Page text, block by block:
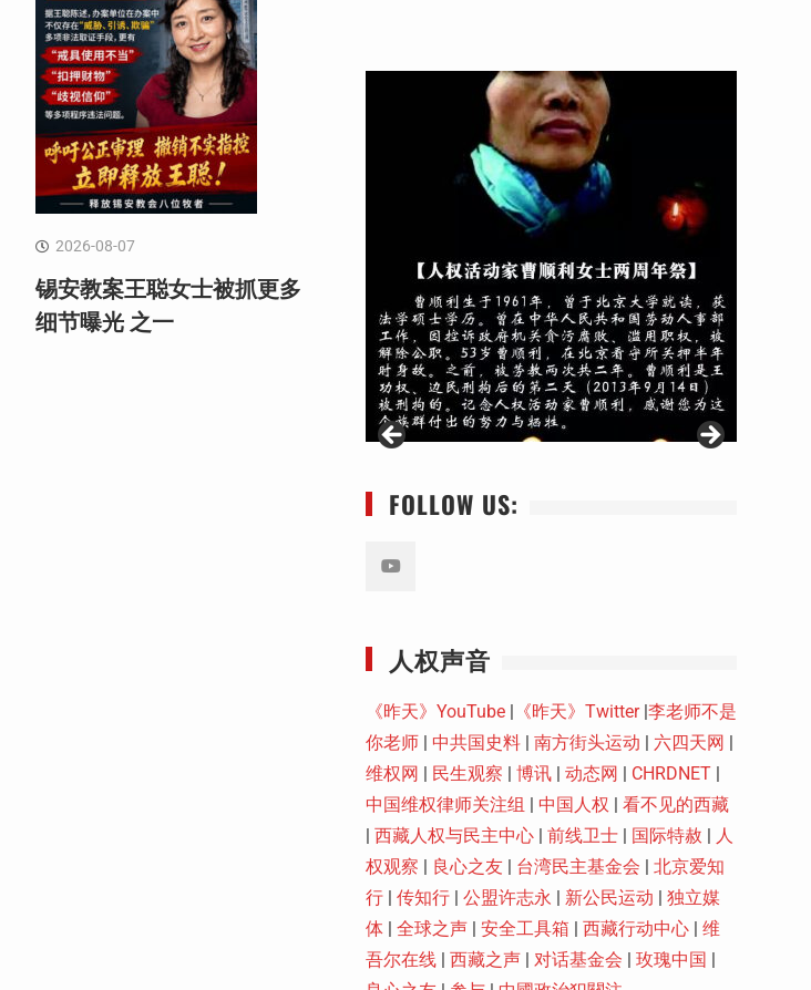
2026-08-07
锡安教案王聪女士被抓更多
细节曝光 之一
FOLLOW US:
人权声音
《昨天》YouTube | 《昨天》Twitter|李老师不是
你老师 | 中共国史料 | 南方街头运动 | 六四天网 |
维权网 | 民生观察 | 博讯 | 动态网 | CHRDNET |
中国维权律师关注组 | 中国人权 | 看不见的西藏
| 西藏人权与民主中心 | 前线卫士 | 国际特赦 | 人
权观察 | 良心之友 | 台湾民主基金会 | 北京爱知
行 | 传知行 | 公盟许志永 | 新公民运动 | 独立媒
体 | 全球之声 | 安全工具箱 | 西藏行动中心 | 维
吾尔在线 | 西藏之声 | 对话基金会 | 玫瑰中国 |